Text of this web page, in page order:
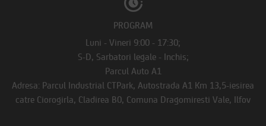
PROGRAM
Luni - Vineri 9:00 - 17:30;
S-D, Sarbatori legale - Inchis;
Parcul Auto A1
Adresa: Parcul Industrial CTPark, Autostrada A1 Km 13,5-iesirea
catre Ciorogirla, Cladirea B0, Comuna Dragomiresti Vale, Ilfov